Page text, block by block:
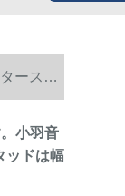
ースタ
小羽音
ッドは幅